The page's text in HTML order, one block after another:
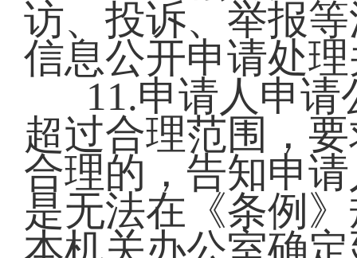
访、投诉、举报
信息公开申请处
11.申请人申
超过合理范围，
合理的，告知申
是无法在《条例